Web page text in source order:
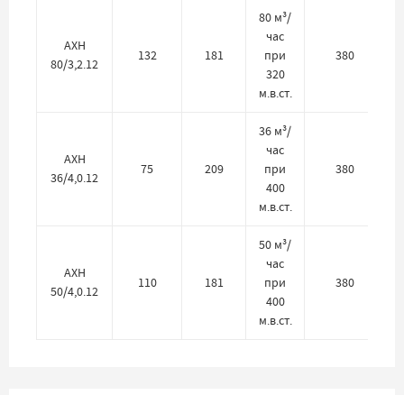
АХН
80/3,2.12
132 181
80 м³/
час
при
320
м.в.ст.
380
АХН
36/4,0.12
75 209
36 м³/
час
при
400
м.в.ст.
380
АХН
50/4,0.12
110 181
50 м³/
час
при
400
м.в.ст.
380